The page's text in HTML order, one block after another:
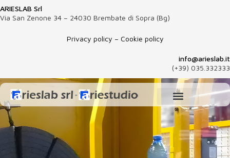
ARIESLAB Srl
Via San Zenone 34 – 24030 Brembate di Sopra (Bg)
Privacy policy – Cookie policy
info@arieslab.it
(+39) 035.332333